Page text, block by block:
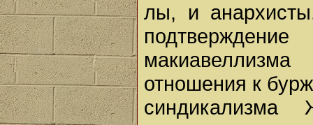
лы, и
отношения к